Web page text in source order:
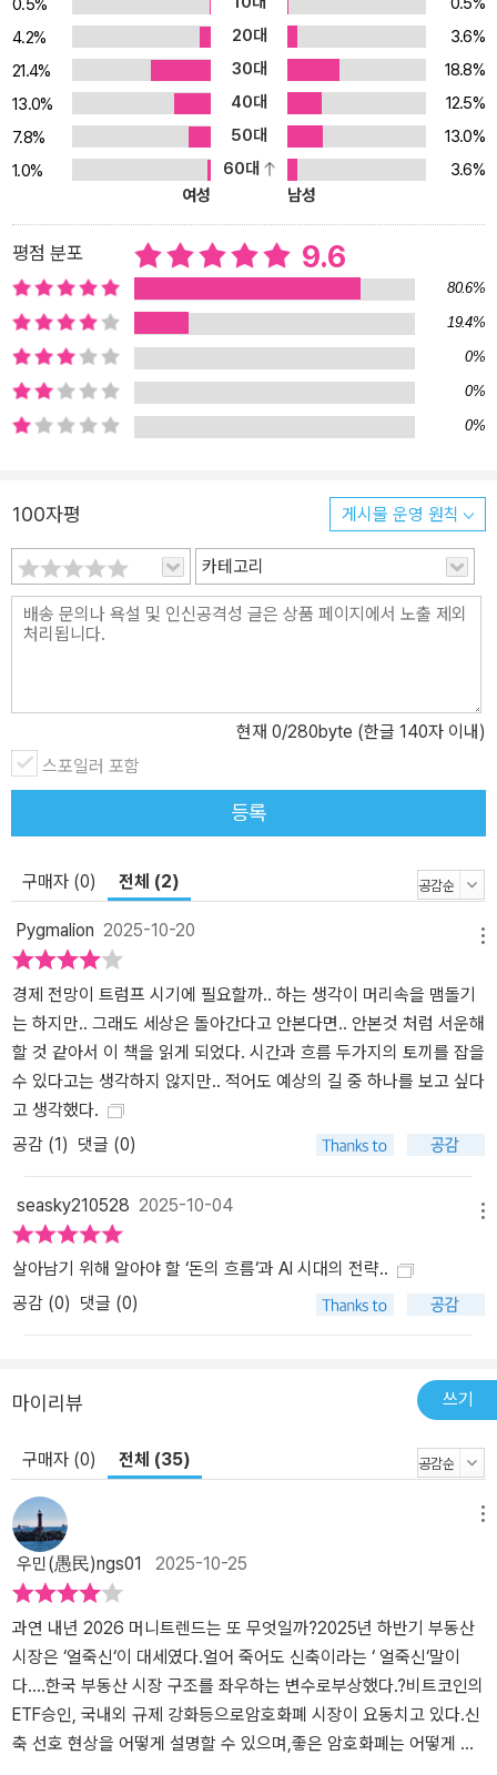
한 길잡이가 되어줄 것이다. 누구도 피해갈 수 없는 격변의 시기 돈의
성공 시나리오를 먼저 읽는 자가 승자다 2026년, 경제는 거대한 분
수령을 맞이할 것이다. 미국 연방준비제도 의장의 임기가 마무리될
예정이고, 연준의 금리 인하 시사 이후 글로벌 금융시장은 다시 출렁
이고 있다. 또한 고용 불안과 경기 침체의 그림자가 드리운 가운데 한
국은 신정부 출범과 함께 트럼프 2기 집권, 격화되는 지정학적 갈등,
관세 전쟁이라는 변수를 동시에 마주했다. 이러한 상황에서 “지금 우
리는 어디에 서 있으며, 앞으로 어떤 선택을 해야 하는가”라는 질문에
답하는 책이 『머니 트렌드 2026』이다. 이 책은 2026년 경제의 큰 줄
기를 여섯 가지 장으로 나눠 소개한다. 1장은 한국 및 세계 경제 전망
을 이야기하며 ‘불확실한 유동성 시대’라는 키워드 속에서 전 세계적
으로 통용되는 새로운 화폐 질서의 변화를 다룬다. 스테이블코인, 상
호관세, 지정학적 리스크가 얽히며 과거와 다른 방식으로 움직일 돈
의 흐름을 전망한다. 2장은 주식시장의 현재와 앞날을 짚어준다. 코
스피 5000 돌파라는 한국 증시의 꿈과 미국 주식시장의 불패 신화가
부동산 시장에 불어올 3대 파도를 중심으로 한국 사회를 뒤흔들 주거
문제를 다룬다. ‘얼죽신(얼어 죽어도 신축)’, 월세 시장의 폭발, 정책
빅뱅으로 이어지는 세 가지 흐름은 부동산 시장의 변화뿐만 아니라
한국인의 삶과 자산 구조도 바꿀 흐름이 될 것이다. 4장 ‘리얼 라이프
파워’에서는 ‘진짜 경험’의 가치가 부상하는 문화적 현상을 분석한다.
폐를 투자 자산뿐만 아니라 새로운 전쟁의 무대로 바라본다. 사회적
으로 자리 잡아가는 블록체인, 비트코인의 제도권 진입, 스테이블코
인을 중심으로 한 디지털 화폐까지 미래의 화폐 전쟁에 대해 분석한
다. 6장은 AI를 위시한 테크의 변화를 살펴보며, 인공지능이 우리의
일상과 산업 전반의 질서를 송두리째 바꿀 과정을 전망한다. 기술의
을 짚어낸다. 불경기라 해도 돈을 잃는 사람이 있다면 돈을 버는 사람
책에서는 독자들이 그 기회를 잡을 수 있도록 금융, 정책, 산업을 넘나
드는 인사이트를 담아냈다. 그 어떤 트렌드서보다 깊고 정확하다는
독자들의 찬사는 매년 이 시리즈가 확실한 나침반이 되어온 증명과
같다. 앞으로의 선택은 곧 부의 운명이다. 대한민국 최고 전문가들의
통찰을 한 권으로 만나는 『머니 트렌드 2026』은 혼돈의 시대에 믿음
직한 지적 자산이 될 것이다.
0.5%
4.2%
20대
3.6%
21.4%
30대
18.8%
13.0%
40대
12.5%
7.8%
50대
13.0%
1.0%
60대
3.6%
여성
남성
평점 분포 9.6
80.6%
19.4%
0%
0%
0%
100자평 게시물 운영 원칙
카테고리
현재 0/280byte (한글 140자 이내)
스포일러 포함
등록
구매자 (0) 전체 (2)
Pygmalion 2025-10-20
경제 전망이 트럼프 시기에 필요할까.. 하는 생각이 머리속을 맴돌기
는 하지만.. 그래도 세상은 돌아간다고 안본다면.. 안본것 처럼 서운해
할 것 같아서 이 책을 읽게 되었다. 시간과 흐름 두가지의 토끼를 잡을
수 있다고는 생각하지 않지만.. 적어도 예상의 길 중 하나를 보고 싶다
고 생각했다.
공감 (1) 댓글 (0)
seasky210528 2025-10-04
살아남기 위해 알아야 할 ‘돈의 흐름‘과 AI 시대의 전략..
공감 (0) 댓글 (0)
마이리뷰 쓰기
구매자 (0) 전체 (35)
우민(愚民)ngs01 2025-10-25
과연 내년 2026 머니트렌드는 또 무엇일까?2025년 하반기 부동산
시장은 ‘얼죽신‘이 대세였다.얼어 죽어도 신축이라는 ‘ 얼죽신‘말이
다....한국 부동산 시장 구조를 좌우하는 변수로부상했다.?비트코인의
ETF승인, 국내외 규제 강화등으로암호화폐 시장이 요동치고 있다.신
축 선호 현상을 어떻게 설명할 수 있으며,좋은 암호화폐는 어떻게 가